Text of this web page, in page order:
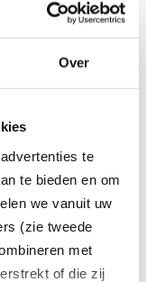
Over
te
te bieden en om
we vanuit uw
(zie tweede
met
of die zij
AS